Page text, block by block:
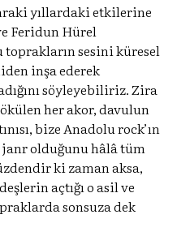
yıllardaki etkilerine
Feridun Hürel
sesini küresel
inşa ederek
söyleyebiliriz. Zira
her akor, davulun
bize Anadolu rock’ın
olduğunu hâlâ tüm
ki zaman aksa,
açtığı o asil ve
sonsuza dek